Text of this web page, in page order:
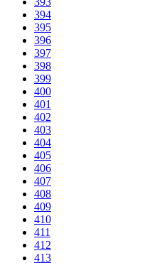
394
395
396
397
398
399
400
401
402
403
404
405
406
407
408
409
410
411
412
413